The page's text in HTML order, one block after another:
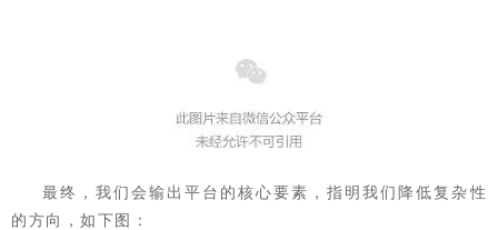
最终，我们会输出平台的核心要素，指明我们降低复杂性
的方向，如下图：